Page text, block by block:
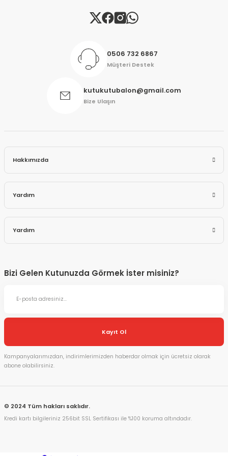
Gönder
0506 732 6867
Müşteri Destek
kutukutubalon@gmail.com
Bize Ulaşın
Hakkımızda
Yardım
Yardım
Bizi Gelen Kutunuzda Görmek İster misiniz?
Kayıt Ol
Kampanyalarımızdan, indirimlerimizden haberdar olmak için ücretsiz olarak
abone olabilirsiniz.
© 2024 Tüm hakları saklıdır.
Kredi kartı bilgileriniz 256bit SSL Sertifikası ile %100 koruma altındadır.